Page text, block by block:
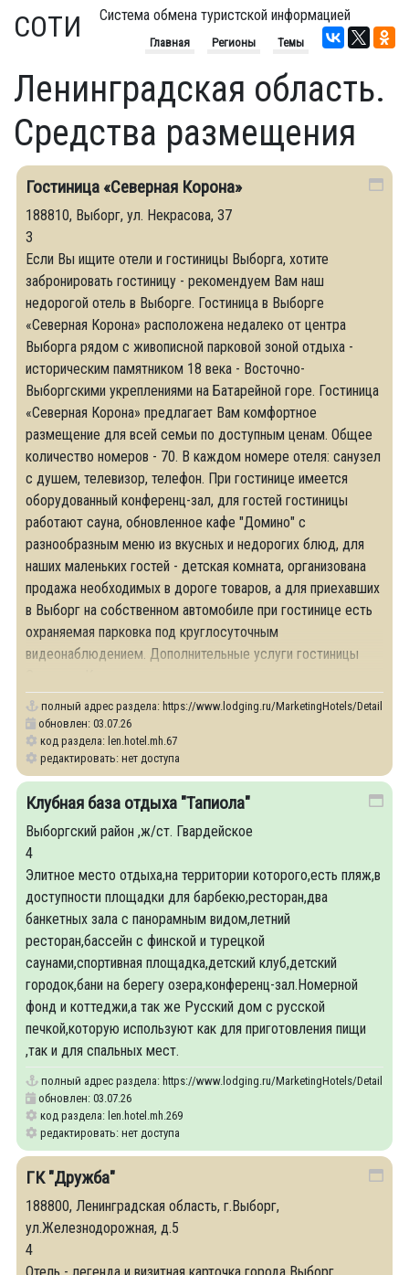
СОТИ Система обмена туристской информацией
Главная Регионы Темы
Ленинградская область.
Средства размещения
Гостиница «Северная Корона»
188810, Выборг, ул. Некрасова, 37
3
Если Вы ищите отели и гостиницы Выборга, хотите
забронировать гостиницу - рекомендуем Вам наш
недорогой отель в Выборге. Гостиница в Выборге
«Северная Корона» расположена недалеко от центра
Выборга рядом с живописной парковой зоной отдыха -
историческим памятником 18 века - Восточно-
Выборгскими укреплениями на Батарейной горе. Гостиница
«Северная Корона» предлагает Вам комфортное
размещение для всей семьи по доступным ценам. Общее
количество номеров - 70. В каждом номере отеля: санузел
с душем, телевизор, телефон. При гостинице имеется
оборудованный конференц-зал, для гостей гостиницы
работают сауна, обновленное кафе "Домино" с
разнообразным меню из вкусных и недорогих блюд, для
наших маленьких гостей - детская комната, организована
продажа необходимых в дороге товаров, а для приехавших
в Выборг на собственном автомобиле при гостинице есть
охраняемая парковка под круглосуточным
видеонаблюдением. Дополнительные услуги гостиницы
полный адрес раздела: https://www.lodging.ru/MarketingHotels/Details/67
обновлен: 03.07.26
код раздела: len.hotel.mh.67
редактировать: нет доступа
Клубная база отдыха "Тапиола"
Выборгский район ,ж/ст. Гвардейское
4
Элитное место отдыха,на территории которого,есть пляж,в
доступности площадки для барбекю,ресторан,два
банкетных зала с панорамным видом,летний
ресторан,бассейн с финской и турецкой
саунами,спортивная площадка,детский клуб,детский
городок,бани на берегу озера,конференц-зал.Номерной
фонд и коттеджи,а так же Русский дом с русской
печкой,которую используют как для приготовления пищи
,так и для спальных мест.
полный адрес раздела: https://www.lodging.ru/MarketingHotels/Details/269
обновлен: 03.07.26
код раздела: len.hotel.mh.269
редактировать: нет доступа
ГК "Дружба"
188800, Ленинградская область, г.Выборг,
ул.Железнодорожная, д.5
4